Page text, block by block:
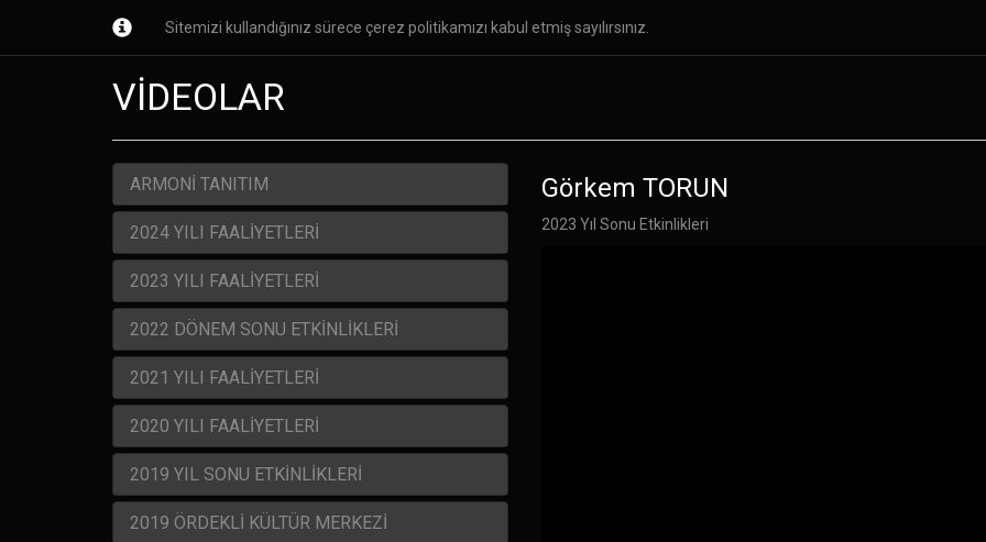
Ana Sayfa Kurumsal Kurslar Özel Yetenek Sınavları
Sitemizi kullandığınız sürece çerez politikamızı kabul etmiş sayılırsınız.
VİDEOLAR
ARMONİ TANITIM
2024 YILI FAALİYETLERİ
2023 YILI FAALİYETLERİ
2022 DÖNEM SONU ETKİNLİKLERİ
2021 YILI FAALİYETLERİ
2020 YILI FAALİYETLERİ
2019 YIL SONU ETKİNLİKLERİ
2019 ÖRDEKLİ KÜLTÜR MERKEZİ
Görkem TORUN
2023 Yıl Sonu Etkinlikleri